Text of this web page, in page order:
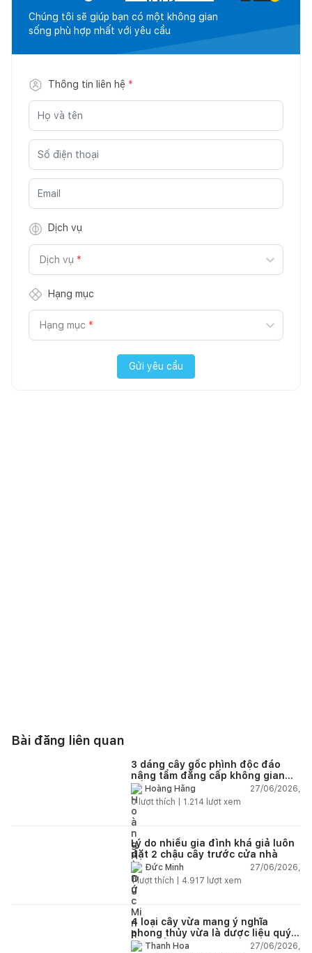
Chúng tôi sẽ giúp bạn có một không gian
sống phù hợp nhất với yêu cầu
Thông tin liên hệ *
Dịch vụ
Dịch vụ *
Hạng mục
Hạng mục *
Gửi yêu cầu
Bài đăng liên quan
3 dáng cây gốc phình độc đáo
nâng tầm đẳng cấp không gian
sốngHoàng Hằng
27/06/2026,
0lượt thích | 1.214 lượt xem
Lý do nhiều gia đình khá giả luôn
đặt 2 chậu cây trước cửa nhà
Đức Minh
27/06/2026,
1lượt thích | 4.917 lượt xem
4 loại cây vừa mang ý nghĩa
phong thủy vừa là dược liệu quý
nên trồng trong nhà
Thanh Hoa
27/06/2026,